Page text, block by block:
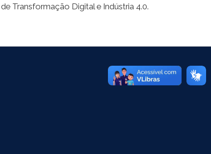
Transformação Digital e Indústria 4.0.